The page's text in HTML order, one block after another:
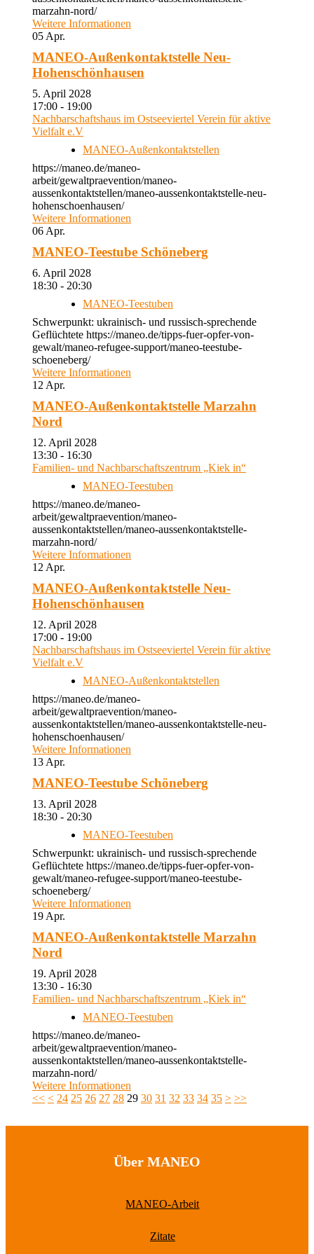
marzahn-nord/
Weitere Informationen
05 Apr.
MANEO-Außenkontaktstelle Neu-
Hohenschönhausen
5. April 2028
17:00 - 19:00
Nachbarschaftshaus im Ostseeviertel Verein für aktive
Vielfalt e.V
MANEO-Außenkontaktstellen
https://maneo.de/maneo-
arbeit/gewaltpraevention/maneo-
aussenkontaktstellen/maneo-aussenkontaktstelle-neu-
hohenschoenhausen/
Weitere Informationen
06 Apr.
MANEO-Teestube Schöneberg
6. April 2028
18:30 - 20:30
MANEO-Teestuben
Schwerpunkt: ukrainisch- und russisch-sprechende
Geflüchtete https://maneo.de/tipps-fuer-opfer-von-
gewalt/maneo-refugee-support/maneo-teestube-
schoeneberg/
Weitere Informationen
12 Apr.
MANEO-Außenkontaktstelle Marzahn
Nord
12. April 2028
13:30 - 16:30
Familien- und Nachbarschaftszentrum „Kiek in“
MANEO-Teestuben
https://maneo.de/maneo-
arbeit/gewaltpraevention/maneo-
aussenkontaktstellen/maneo-aussenkontaktstelle-
marzahn-nord/
Weitere Informationen
12 Apr.
MANEO-Außenkontaktstelle Neu-
Hohenschönhausen
12. April 2028
17:00 - 19:00
Nachbarschaftshaus im Ostseeviertel Verein für aktive
Vielfalt e.V
MANEO-Außenkontaktstellen
https://maneo.de/maneo-
arbeit/gewaltpraevention/maneo-
aussenkontaktstellen/maneo-aussenkontaktstelle-neu-
hohenschoenhausen/
Weitere Informationen
13 Apr.
MANEO-Teestube Schöneberg
13. April 2028
18:30 - 20:30
MANEO-Teestuben
Schwerpunkt: ukrainisch- und russisch-sprechende
Geflüchtete https://maneo.de/tipps-fuer-opfer-von-
gewalt/maneo-refugee-support/maneo-teestube-
schoeneberg/
Weitere Informationen
19 Apr.
MANEO-Außenkontaktstelle Marzahn
Nord
19. April 2028
13:30 - 16:30
Familien- und Nachbarschaftszentrum „Kiek in“
MANEO-Teestuben
https://maneo.de/maneo-
arbeit/gewaltpraevention/maneo-
aussenkontaktstellen/maneo-aussenkontaktstelle-
marzahn-nord/
Weitere Informationen
<< < 24 25 26 27 28 29 30 31 32 33 34 35 > >>
Über MANEO
MANEO-Arbeit
Zitate